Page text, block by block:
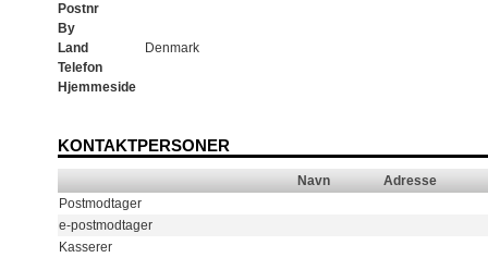
Postnr
By
Land
Denmark
Telefon
Hjemmeside
KONTAKTPERSONER
Navn
Adresse
Postmodtager
e-postmodtager
Kasserer